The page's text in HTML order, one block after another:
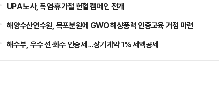
UPA 노사, 폭염·휴가철 헌혈 캠페인 전개
해양수산연수원, 목포분원에 GWO 해상풍력 인증교육 거점 마련
해수부, 우수 선·화주 인증제…장기계약 1% 세액공제